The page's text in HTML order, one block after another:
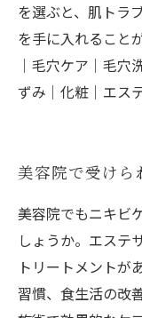
を選ぶと、肌トラ
を手に入れること
｜毛穴ケア｜毛穴
ずみ｜化粧｜エス
美容院で受けら
美容院でもニキビ
しょうか。エステ
トリートメントが
習慣、食生活の改